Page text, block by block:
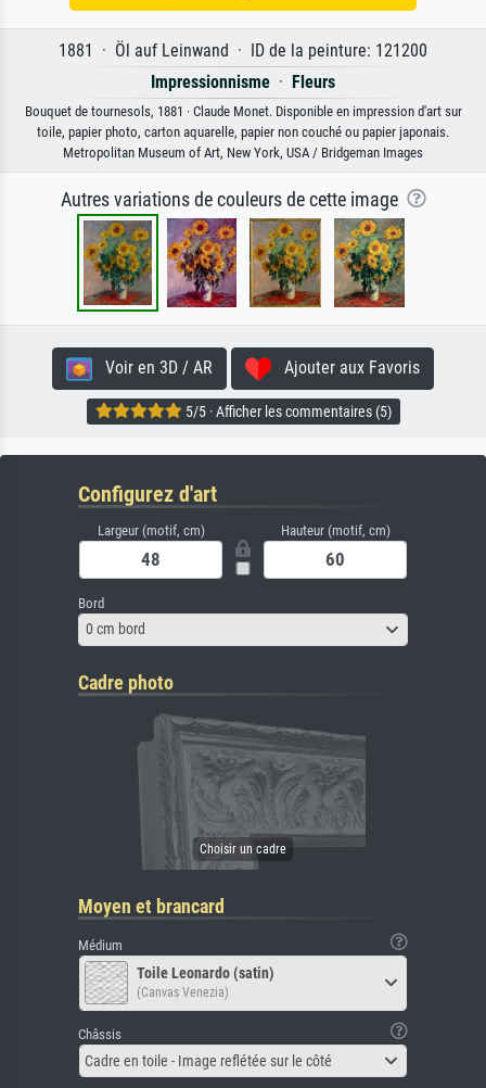
1881 · Öl auf Leinwand · ID de la peinture: 121200
Impressionnisme · Fleurs
Bouquet de tournesols, 1881 · Claude Monet. Disponible en impression d'art sur
toile, papier photo, carton aquarelle, papier non couché ou papier japonais.
Metropolitan Museum of Art, New York, USA / Bridgeman Images
Autres variations de couleurs de cette image
Voir en 3D / AR Ajouter aux Favoris
5/5 · Afficher les commentaires (5)
Configurez d'art
Largeur (motif, cm) Hauteur (motif, cm)
Bord
0 cm bord
Cadre photo
Moyen et brancard
Médium
Toile Leonardo (satin)
(Canvas Venezia)
Châssis
Cadre en toile - Image reflétée sur le côté